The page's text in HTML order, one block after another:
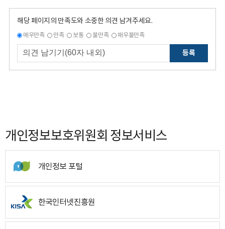
해당 페이지의 만족도와 소중한 의견 남겨주세요.
매우만족 만족 보통 불만족 매우불만족
등록
개인정보보호위원회 정보서비스
개인정보 포털
한국인터넷진흥원